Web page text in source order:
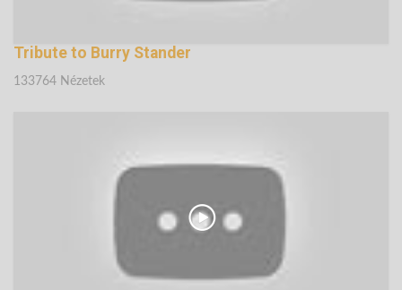
Tribute to Burry Stander
133764 Nézetek